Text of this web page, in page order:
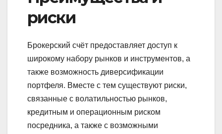
риски
Брокерский счёт предоставляет доступ к
широкому набору рынков и инструментов, а
также возможность диверсификации
портфеля. Вместе с тем существуют риски,
связанные с волатильностью рынков,
кредитным и операционным риском
посредника, а также с возможными